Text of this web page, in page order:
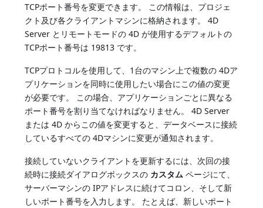
TCPポート番号を変更できます。 この情報は、プロジェ
クト及び各クライアントマシンに格納されます。 4D
Server とリモートモードの 4D が使用するデフォルトの
TCPポート番号は 19813 です。
TCPプロトコルを使用して、1台のマシン上で複数の 4Dア
プリケーションを同時に使用したい場合にこの値の変更
が必要です。 この場合、アプリケーションごとに異なる
ポート番号を割り当てなければなりません。 4D Server
または 4D からこの値を変更すると、データベースに接続
しているすべての 4Dマシンに変更が通知されます。
接続していないクライアントを更新するには、次回の接
続時に接続ダイアログボックスの カスタム ページにて、
サーバーマシンの IPアドレスに続けてコロン、そして新
しいポート番号を入力します。 たとえば、新しいポート